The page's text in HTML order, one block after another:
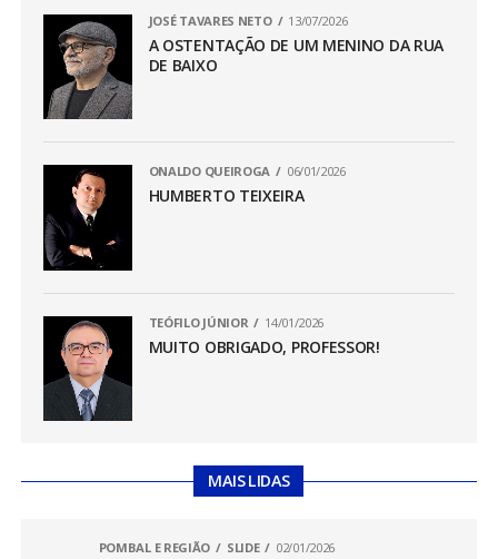
JOSÉ TAVARES NETO 13/07/2026
A OSTENTAÇÃO DE UM MENINO DA RUA
DE BAIXO
ONALDO QUEIROGA 06/01/2026
HUMBERTO TEIXEIRA
TEÓFILO JÚNIOR 14/01/2026
MUITO OBRIGADO, PROFESSOR!
MAIS LIDAS
POMBAL E REGIÃO SLIDE 02/01/2026